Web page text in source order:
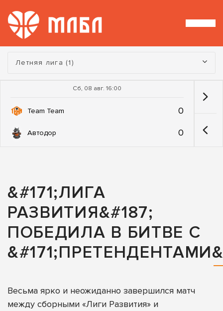
Турнир:
Летняя лига (1)
Сб, 08 авг. 16:00
Team Team 0
Автодор 0
&#171;ЛИГА
РАЗВИТИЯ&#187;
ПОБЕДИЛА В БИТВЕ С
Весьма ярко и неожиданно завершился матч
между сборными «Лиги Развития» и